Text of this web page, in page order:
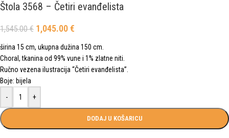
Štola 3568 – Četiri evanđelista
1,545.00€ 1,045.00€
širina 15 cm, ukupna dužina 150 cm.
Choral, tkanina od 99% vune i 1% zlatne niti.
Ručno vezena ilustracija “Četiri evanđelista”.
Boje: bijela
-
+
DODAJ U KOŠARICU